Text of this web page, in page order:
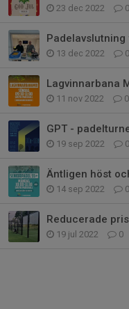
23 dec 2022 0
13 dec 2022 0
Lagvinnarbana
11 nov 2022 0
GPT -
19 sep 2022 0
Äntligen höst
14 sep 2022 0
Reducerade
19 jul 2022 0